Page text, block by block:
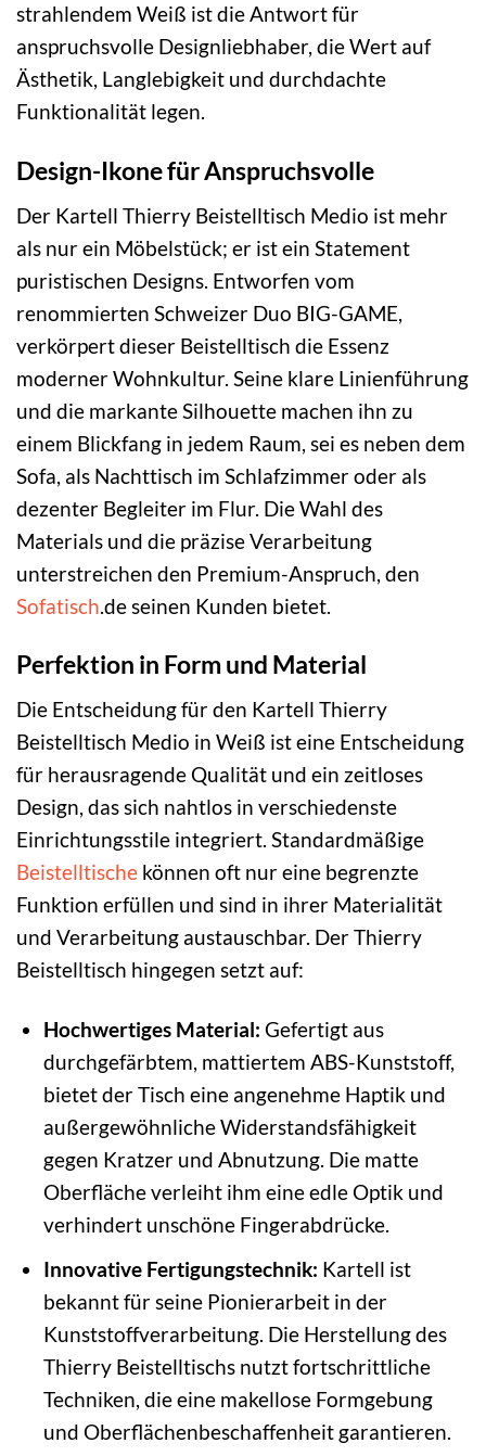
strahlendem Weiß ist die Antwort für
anspruchsvolle Designliebhaber, die Wert auf
Ästhetik, Langlebigkeit und durchdachte
Funktionalität legen.
Design-Ikone für Anspruchsvolle
Der Kartell Thierry Beistelltisch Medio ist mehr
als nur ein Möbelstück; er ist ein Statement
puristischen Designs. Entworfen vom
renommierten Schweizer Duo BIG-GAME,
verkörpert dieser Beistelltisch die Essenz
moderner Wohnkultur. Seine klare Linienführung
und die markante Silhouette machen ihn zu
einem Blickfang in jedem Raum, sei es neben dem
Sofa, als Nachttisch im Schlafzimmer oder als
dezenter Begleiter im Flur. Die Wahl des
Materials und die präzise Verarbeitung
unterstreichen den Premium-Anspruch, den
Sofatisch .de seinen Kunden bietet.
Perfektion in Form und Material
Die Entscheidung für den Kartell Thierry
Beistelltisch Medio in Weiß ist eine Entscheidung
für herausragende Qualität und ein zeitloses
Design, das sich nahtlos in verschiedenste
Einrichtungsstile integriert. Standardmäßige
Beistelltische können oft nur eine begrenzte
Funktion erfüllen und sind in ihrer Materialität
und Verarbeitung austauschbar. Der Thierry
Beistelltisch hingegen setzt auf:
Hochwertiges Material: Gefertigt aus
durchgefärbtem, mattiertem ABS-Kunststoff,
bietet der Tisch eine angenehme Haptik und
außergewöhnliche Widerstandsfähigkeit
gegen Kratzer und Abnutzung. Die matte
Oberfläche verleiht ihm eine edle Optik und
verhindert unschöne Fingerabdrücke.
Innovative Fertigungstechnik: Kartell ist
bekannt für seine Pionierarbeit in der
Kunststoffverarbeitung. Die Herstellung des
Thierry Beistelltischs nutzt fortschrittliche
Techniken, die eine makellose Formgebung
und Oberflächenbeschaffenheit garantieren.